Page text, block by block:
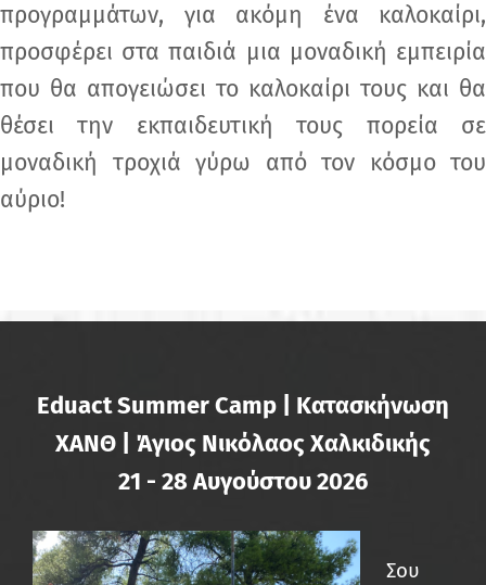
προγραμμάτων, για ακόμη ένα καλοκαίρι,
προσφέρει στα παιδιά μια μοναδική εμπειρία
που θα απογειώσει το καλοκαίρι τους και θα
θέσει την εκπαιδευτική τους πορεία σε
μοναδική τροχιά γύρω από τον κόσμο του
αύριο!
Eduact Summer Camp | Κατασκήνωση
ΧΑΝΘ | Άγιος Νικόλαος Χαλκιδικής
21 - 28 Αυγούστου 2026
Σου